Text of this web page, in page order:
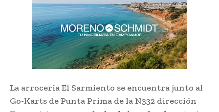
La arrocería El Sarmiento se encuentra junto al
Go-Karts de Punta Prima de la N332 dirección